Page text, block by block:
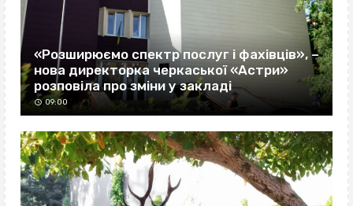
«Розширюємо спектр послуг і фахівців», –
нова директорка черкаської «Астри»
розповіла про зміни у закладі
09:00